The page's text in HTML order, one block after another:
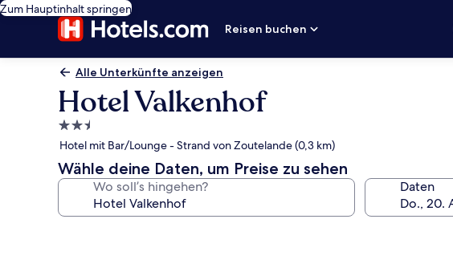
Zum Hauptinhalt springen
Reisen buchen
Alle Unterkünfte anzeigen
Hotel Valkenhof
2.5-
Sterne-
Unterkunft
Hotel mit Bar/Lounge - Strand von Zoutelande (0,3 km)
Wähle deine Daten, um Preise zu sehen
Wo soll’s hingehen? Daten